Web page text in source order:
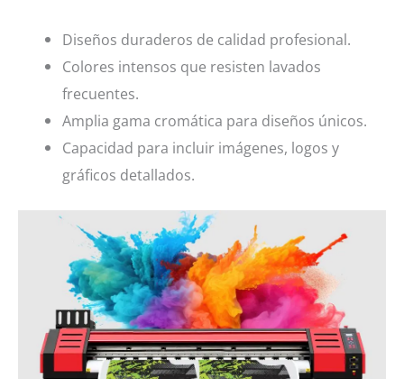
Diseños duraderos de calidad profesional.
Colores intensos que resisten lavados
frecuentes.
Amplia gama cromática para diseños únicos.
Capacidad para incluir imágenes, logos y
gráficos detallados.